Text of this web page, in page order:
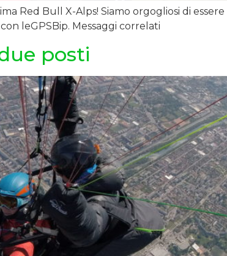
Red Bull X-Alps! Siamo orgogliosi di
leGPSBip. Messaggi correlati
posti